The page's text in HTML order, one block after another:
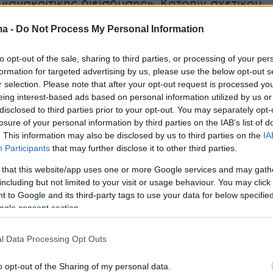
- Do Not Process My Personal Information
opt-out of the sale, sharing to third parties, or processing of your
for targeted advertising by us, please use the below opt-out
selection. Please note that after your opt-out request is processed
interest-based ads based on personal information utilized by us
to third parties prior to your opt-out. You may separately
of your personal information by third parties on the IAB’s list of
This information may also be disclosed by us to third parties on the
Participants that may further disclose it to other third parties.
that this website/app uses one or more Google services and may
but not limited to your visit or usage behaviour. You may
to Google and its third-party tags to use your data for below
consent section.
Data Processing Opt Outs
opt-out of the Sharing of my personal data.
διείσδυσης». Κατόπιν σχετικού
οι αστυνομικοί βρίσκονταν σε ανοιχτή
με τα μέλη του κυκλώματος,
οδηγίες για την εγκατάσταση του
στις τηλεοράσεις τους, αλλά και
αποπληρωμής.